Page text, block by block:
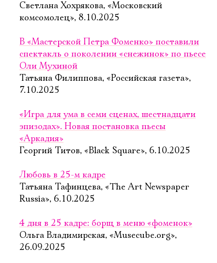
Светлана Хохрякова, «Московский
комсомолец», 8.10.2025
В «Мастерской Петра Фоменко» поставили
спектакль о поколении «снежинок» по пьесе
Оли Мухиной
Татьяна Филиппова, «Российская газета»,
7.10.2025
«Игра для ума в семи сценах, шестнадцати
эпизодах». Новая постановка пьесы
«Аркадия»
Георгий Титов, «Black Square», 6.10.2025
Любовь в 25-м кадре
Татьяна Тафинцева, «The Art Newspaper
Russia», 6.10.2025
4 дня в 25 кадре: борщ в меню «фоменок»
Ольга Владимирская, «Musecube.org»,
26.09.2025